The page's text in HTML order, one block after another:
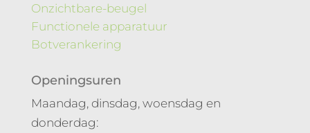
Onzichtbare-beugel
Functionele apparatuur
Botverankering
Openingsuren
Maandag, dinsdag, woensdag en
donderdag: